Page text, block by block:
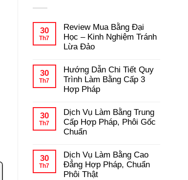
30
Th7
Review Mua Bằng Đại
Học – Kinh Nghiệm Tránh
Lừa Đảo
bình
luận
ở
Review
Đại
Học
–
Kinh
Lừa
Đảo
30
Th7
Hướng Dẫn Chi Tiết Quy
Trình Làm Bằng Cấp 3
Hợp Pháp
bình
luận
ở
Hướng
Tiết
Quy
Trình
Làm
30
Th7
Dịch Vụ Làm Bằng Trung
Cấp Hợp Pháp, Phôi Gốc
Chuẩn
bình
luận
ở
Dịch
30
Th7
Dịch Vụ Làm Bằng Cao
Đẳng Hợp Pháp, Chuẩn
Phôi Thật